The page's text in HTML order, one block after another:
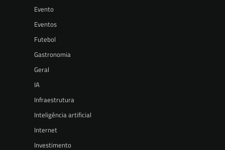
Evento
Eventos
Futebol
Gastronomia
Geral
IA
Infraestrutura
Inteligência artificial
Internet
Investimento